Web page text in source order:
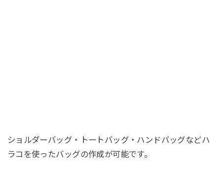
ショルダーバッグ・トートバッグ・ハンドバッグなどハ
ラコを使ったバッグの作成が可能です。